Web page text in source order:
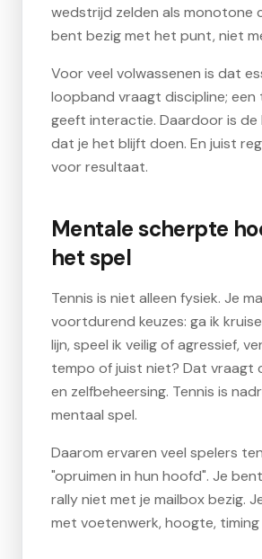
wedstrijd zelden als monotone
bent bezig met het punt, niet
Voor veel volwassenen is dat
loopband vraagt discipline; een
geeft interactie. Daardoor is
dat je het blijft doen. En juist
voor resultaat.
Mentale scherpte
het spel
Tennis is niet alleen fysiek. Je
voortdurend keuzes: ga ik
lijn, speel ik veilig of agressief,
tempo of juist niet? Dat vraagt
en zelfbeheersing. Tennis is
mentaal spel.
Daarom ervaren veel spelers
"opruimen in hun hoofd". Je
rally niet met je mailbox bezig.
met voetenwerk, hoogte, timing